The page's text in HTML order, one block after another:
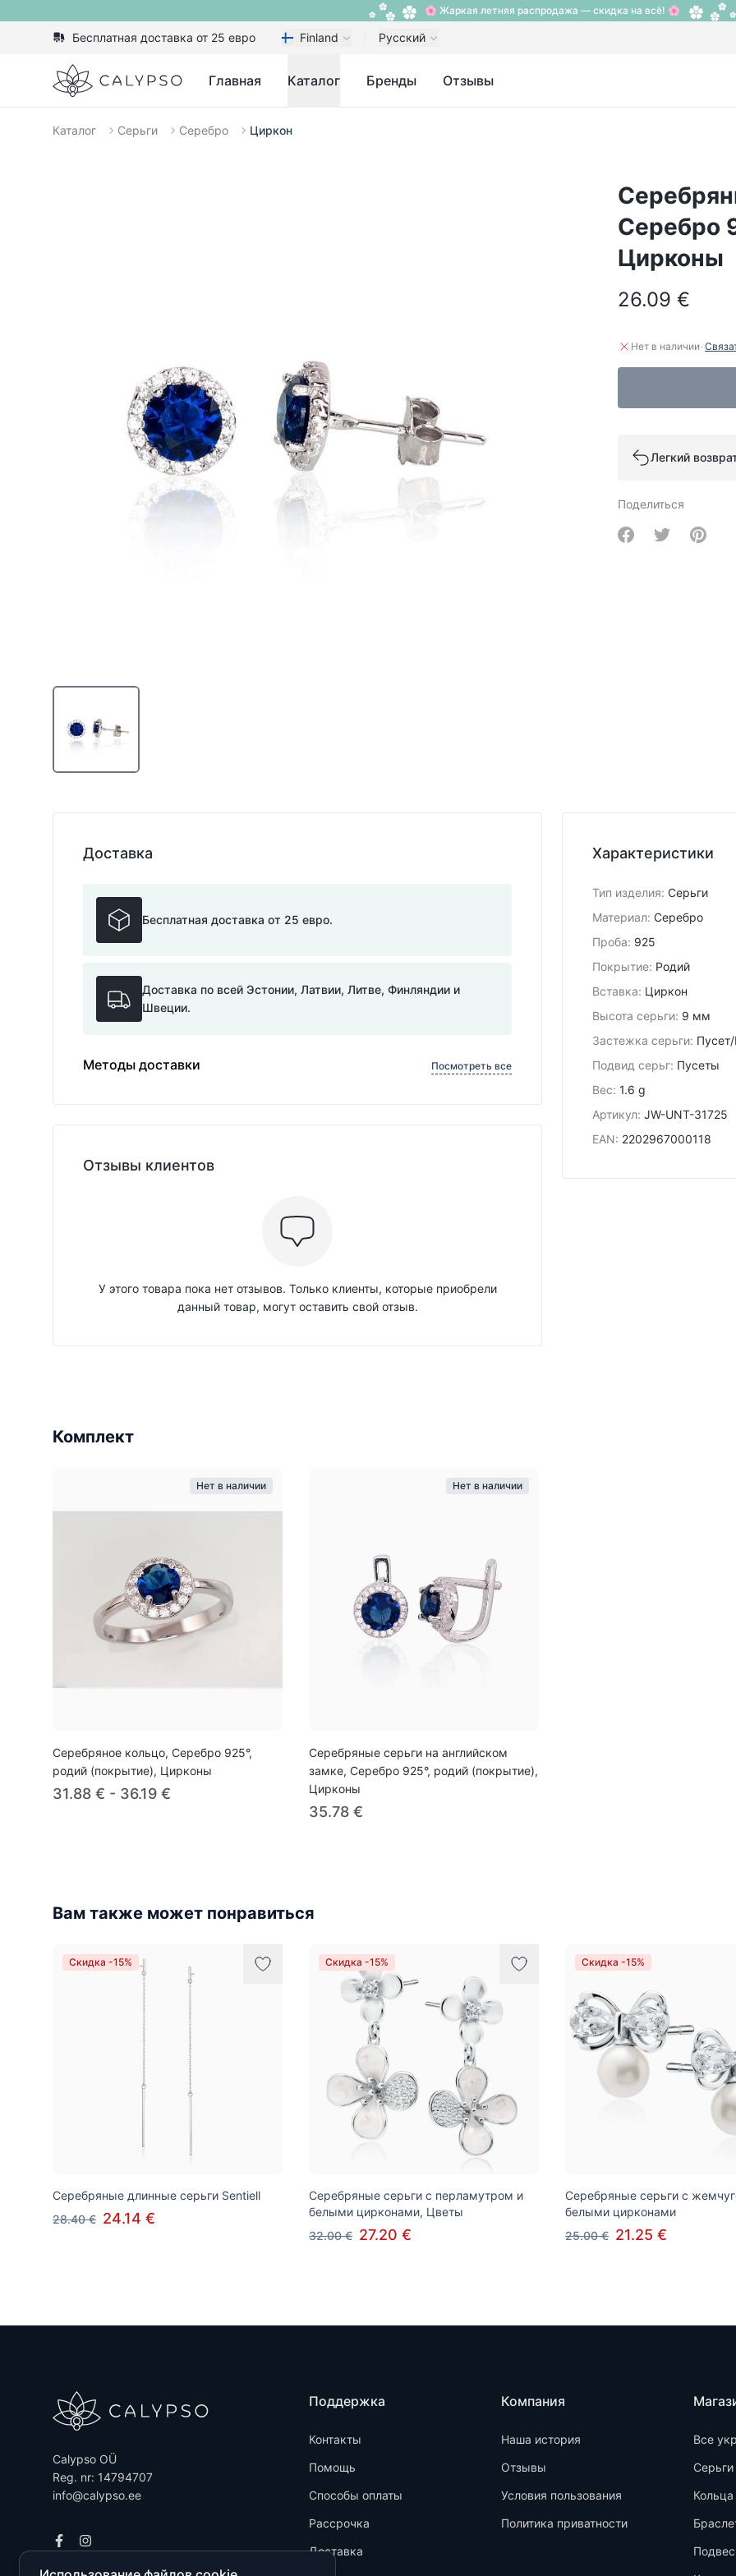
🌸 Жаркая летняя распродажа — скидка на всё! 🌸
Бесплатная доставка от 25 евро Finland Русский
Calypso Главная Каталог Бренды Отзывы
Каталог Серьги Серебро Циркон
Серебро
Цирконы
26.09 €
Нет в наличии·
Легкий
Поделиться
Share onShare onShare
Характеристики
Тип изделия: Серьги
Материал: Серебро
Проба: 925
Покрытие: Родий
Вставка: Циркон
Высота серьги: 9 мм
Застежка серьги:
Подвид cерьг: Пусеты
Вес: 1.6 g
Артикул: JW-UNT-31725
EAN: 2202967000118
Доставка
Бесплатная доставка от 25 евро.
Доставка по всей Эстонии, Латвии, Литве, Финляндии и
Швеции.
Методы доставки Посмотреть все
Отзывы клиентов
У этого товара пока нет отзывов. Только клиенты, которые приобрели
данный товар, могут оставить свой отзыв.
Комплект
Нет в наличии
Серебряное кольцо, Серебро 925°,
родий (покрытие), Цирконы
31.88 € - 36.19 €
Нет в наличии
Серебряные серьги на английском
замке, Серебро 925°, родий (покрытие),
Цирконы
35.78 €
Вам также может понравиться
Скидка -15%
Серебряные длинные серьги Sentiell
28.40 € 24.14 €
Скидка -15%
Серебряные серьги с перламутром и
белыми цирконами, Цветы
32.00 € 27.20 €
Скидка -15%
Серебряные серьги с
белыми цирконами
25.00 € 21.25 €
Calypso OÜ
Reg. nr: 14794707
info@calypso.ee
Поддержка
Контакты
Помощь
Способы оплаты
Рассрочка
Доставка
Компания
Наша история
Отзывы
Условия пользования
Политика приватности
Все
Серьги
Кольца